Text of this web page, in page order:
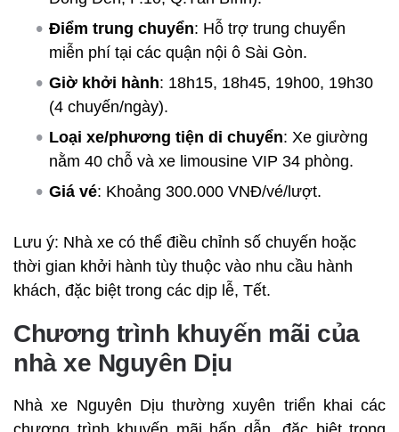
Điểm trung chuyển: Hỗ trợ trung chuyển
miễn phí tại các quận nội ô Sài Gòn.
Giờ khởi hành: 18h15, 18h45, 19h00, 19h30
(4 chuyến/ngày).
Loại xe/phương tiện di chuyển: Xe giường
nằm 40 chỗ và xe limousine VIP 34 phòng.
Giá vé: Khoảng 300.000 VNĐ/vé/lượt.
Lưu ý: Nhà xe có thể điều chỉnh số chuyến hoặc
thời gian khởi hành tùy thuộc vào nhu cầu hành
khách, đặc biệt trong các dịp lễ, Tết.
Chương trình khuyến mãi của
nhà xe Nguyên Dịu
Nhà xe Nguyên Dịu thường xuyên triển khai các